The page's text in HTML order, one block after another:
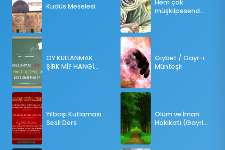
Kudüs Meselesi
OY KULLANMAK
ŞİRK Mİ? HANGİ
Yılbaşı Kutlaması
Sesli Ders
Hem çok
müşkilpesend
Gıybet / Gayr-i
Münteşir
Ölüm ve İman
Hakikatı (Gayri